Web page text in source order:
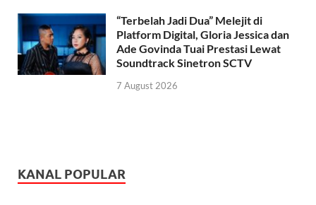
“Terbelah Jadi Dua” Melejit di
Platform Digital, Gloria Jessica dan
Ade Govinda Tuai Prestasi Lewat
Soundtrack Sinetron SCTV
7 August 2026
KANAL POPULAR